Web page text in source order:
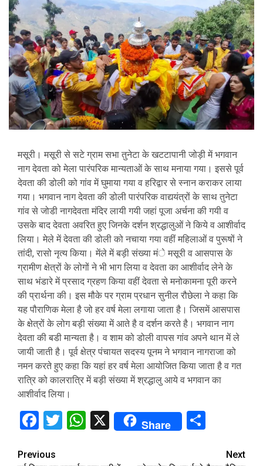
मसूरी। मसूरी से सटे ग्राम सभा तुनेटा के खटटापानी जोड़ी में भगवान
नाग देवता को मेला पारंपरिक मान्यताओं के साथ मनाया गया। इससे पूर्व
देवता की डोली को गांव में घुमाया गया व हरिद्वार से स्नान कराकर लाया
गया। भगवान नाग देवता की डोली पारंपरिक वाद्ययंत्रों के साथ तुनेटा
गांव से जोडी नागदेवता मंदिर लायी गयी जहां पूजा अर्चना की गयी व
उसके बाद देवता अवरित हुए जिनके दर्शन श्रद्धालुओं ने किये व आशीर्वाद
लिया। मेले में देवता की डोली को नचाया गया वहीं महिलाओं व पुरूषों ने
तांदी, रासो नृत्य किया। मेंले में बड़ी संख्या मंे मसूरी व आसपास के
ग्रामीण क्षेत्रों के लोगों ने भी भाग लिया व देवता का आशीर्वाद लेने के
साथ भंडारे में प्रसाद ग्रहण किया वहीं देवता से मनोकामना पूरी करने
की प्रार्थना की। इस मौके पर ग्राम प्रधान सुनील रौछेला ने कहा कि
यह पौराणिक मेला है जो हर वर्ष मेला लगाया जाता है। जिसमें आसपास
के क्षेत्रों के लोग बड़ी संख्या में आते है व दर्शन करते है। भगवान नाग
देवता की बडी मान्यता है। व शाम को डोली वापस गांव अपने थान में ले
जायी जाती है। पूर्व क्षेत्र पंचायत सदस्य पूनम ने भगवान नागराजा को
नमन करते हुए कहा कि यहां हर वर्ष मेला आयोजित किया जाता है व गत
रात्रि को कालरात्रि में बड़ी संख्या में श्रद्धालु आये व भगवान का
आशीर्वाद लिया।
Facebook
TwitterWhatsApp
X Share
Continue
Previous
Next